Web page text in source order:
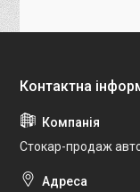
Стокар-продаж